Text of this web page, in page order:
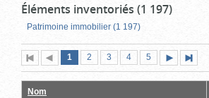
Éléments inventoriés (1 197)
Patrimoine immobilier (1 197)
Première
page
Page
précédente
Page
1 (page
actuelle)
Page
2 Page
3 Page
4 Page
5
suivante
page
Nom